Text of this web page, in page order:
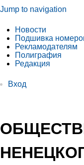
Jump to navigation
Новости
Подшивка
Рекламодателям
Полиграфия
Редакция
Вход